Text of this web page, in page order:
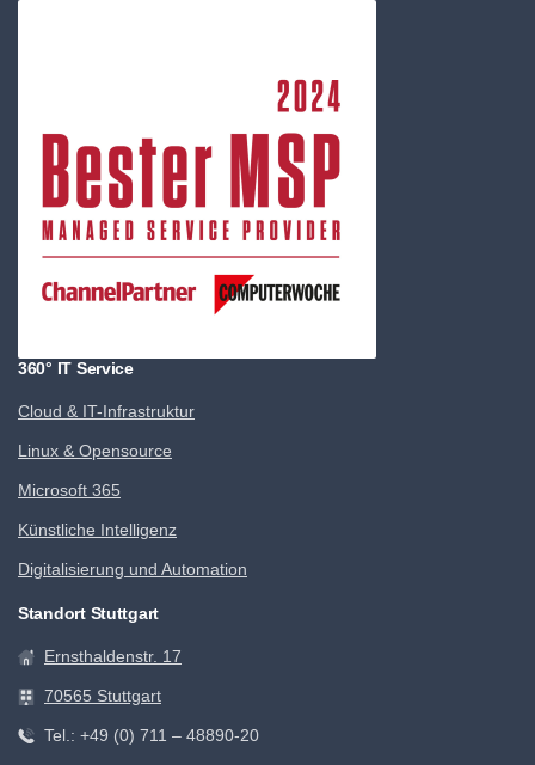
360° IT Service
Cloud & IT-Infrastruktur
Linux & Opensource
Microsoft 365
Künstliche Intelligenz
Digitalisierung und Automation
Standort Stuttgart
Ernsthaldenstr. 17
70565 Stuttgart
Tel.: +49 (0) 711 – 48890-20